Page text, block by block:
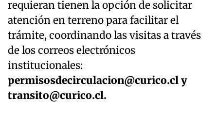
requieran tienen la opción de solicitar
atención en terreno para facilitar el
trámite, coordinando las visitas a través
de los correos electrónicos
institucionales:
permisosdecirculacion@curico.cly
transito@curico.cl.